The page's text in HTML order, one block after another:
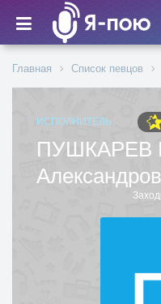
Главная Список певцов
ИСПОЛНИТЕЛЬ
ПУШКАРЕВ